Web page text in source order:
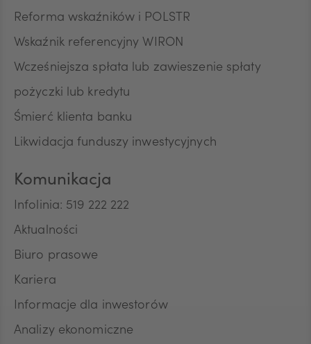
Reforma wskaźników i POLSTR
Wskaźnik referencyjny WIRON
Wcześniejsza spłata lub zawieszenie spłaty
pożyczki lub kredytu
Śmierć klienta banku
Likwidacja funduszy inwestycyjnych
Komunikacja
Infolinia: 519 222 222
Aktualności
Biuro prasowe
Kariera
Informacje dla inwestorów
Analizy ekonomiczne